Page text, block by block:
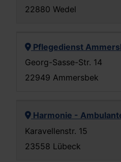
22880 Wedel
Pflegedienst
Georg-Sasse-Str. 14
22949 Ammersbek
Harmonie -
Karavellenstr. 15
23558 Lübeck